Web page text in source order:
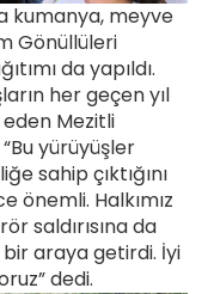
kumanya, meyve
Gönüllüleri
da yapıldı.
her geçen yıl
Mezitli
yürüyüşler
sahip çıktığını
önemli. Halkımız
saldırısına da
araya getirdi. İyi
dedi.